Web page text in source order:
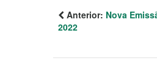
Anterior: Nova
2022